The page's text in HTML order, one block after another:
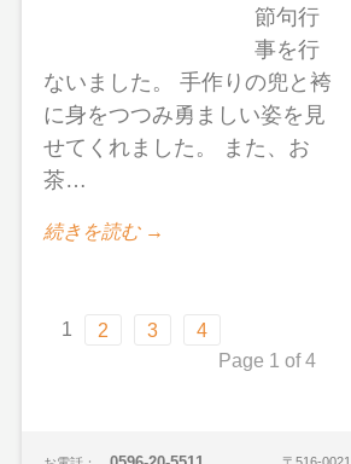
節句行
事を行
ないました。 手作りの兜と袴
に身をつつみ勇ましい姿を見
せてくれました。 また、お
茶…
続きを読む →
1 2 3
4
Page 1 of 4